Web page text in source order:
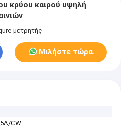
κρύου καιρού υψηλή
μετρητής
Μιλήστε τώρα.
CW